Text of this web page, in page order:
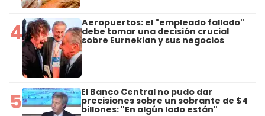
4 Aeropuertos: el "empleado fallado"
debe tomar una decisión crucial
sobre Eurnekian y sus negocios
5 El Banco Central no pudo dar
precisiones sobre un sobrante de $4
billones: "En algún lado están"